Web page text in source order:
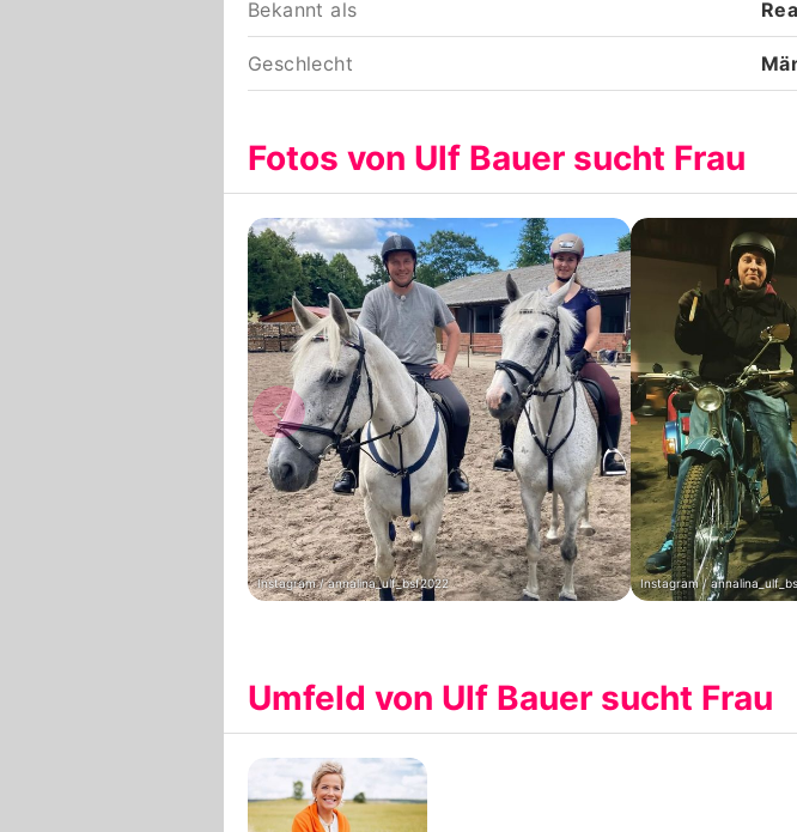
Bekannt als
Geschlecht
Fotos von Ulf Bauer sucht Frau
Instagram / annalina_ulf_bsf2022 Instagram /
Umfeld von Ulf Bauer sucht Frau